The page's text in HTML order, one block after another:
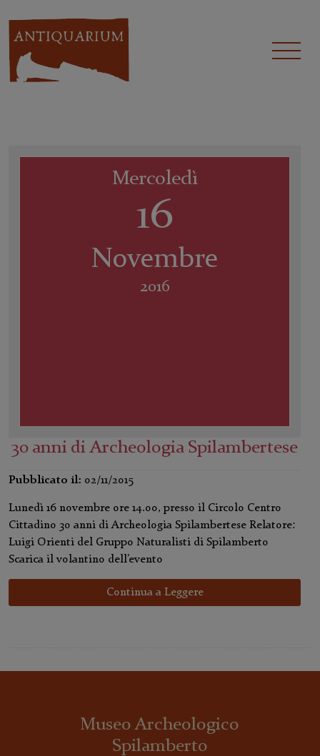
Mercoledì
16
Novembre
2016
30 anni di Archeologia Spilambertese
Pubblicato il: 02/11/2015
Lunedì 16 novembre ore 14.00, presso il Circolo Centro
Cittadino 30 anni di Archeologia Spilambertese Relatore:
Luigi Orienti del Gruppo Naturalisti di Spilamberto
Scarica il volantino dell’evento
Continua a Leggere
Museo Archeologico
Spilamberto